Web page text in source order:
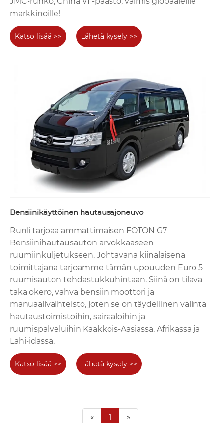
markkinoille!
Katso lisää >> Lähetä kysely >>
Bensiinikäyttöinen hautausajoneuvo
Runli tarjoaa ammattimaisen FOTON G7
Bensiinihautausauton arvokkaaseen
ruumiinkuljetukseen. Johtavana kiinalaisena
toimittajana tarjoamme tämän upouuden Euro 5
ruumisauton tehdastukkuhintaan. Siinä on tilava
takalokero, vahva bensiinimoottori ja
manuaalivaihteisto, joten se on täydellinen valinta
hautaustoimistoihin, sairaaloihin ja
ruumispalveluihin Kaakkois-Aasiassa, Afrikassa ja
Lähi-idässä.
Katso lisää >> Lähetä kysely >>
« 1 »